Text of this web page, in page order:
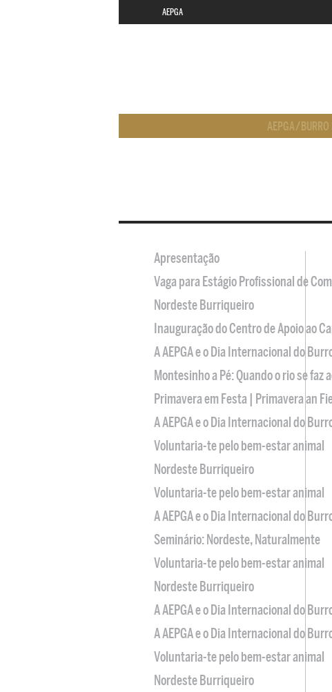
AEPGA
AEPGA/
Apresentação
Vaga para Estágio Profissional de
Nordeste Burriqueiro
Inauguração do Centro de Apoio ao
A AEPGA e o Dia Internacional do
Montesinho a Pé: Quando o rio se
Primavera em Festa | Primavera an
A AEPGA e o Dia Internacional do
Voluntaria-te pelo bem-estar animal
Nordeste Burriqueiro
Voluntaria-te pelo bem-estar animal
A AEPGA e o Dia Internacional do
Seminário: Nordeste, Naturalmente
Voluntaria-te pelo bem-estar animal
Nordeste Burriqueiro
A AEPGA e o Dia Internacional do
A AEPGA e o Dia Internacional do
Voluntaria-te pelo bem-estar animal
Nordeste Burriqueiro